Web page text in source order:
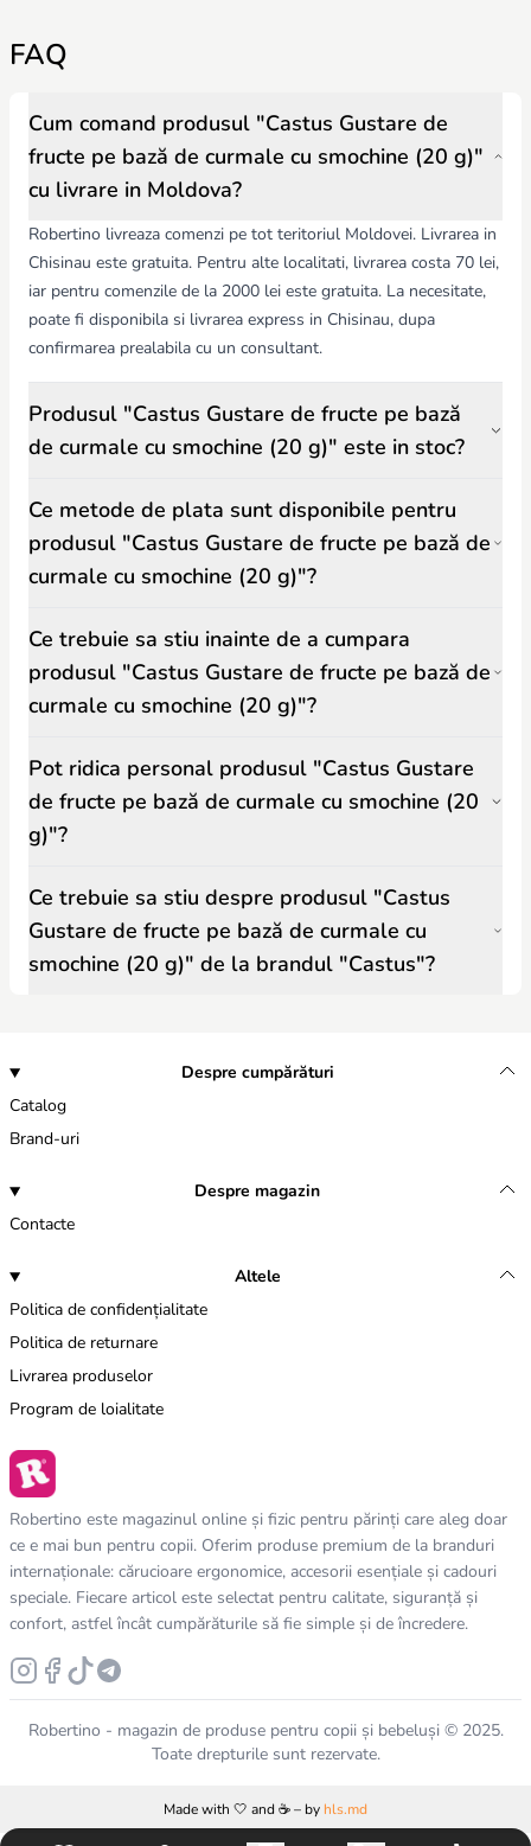
FAQ
Cum comand produsul "Castus Gustare de
fructe pe bază de curmale cu smochine (20 g)"
cu livrare in Moldova?
Robertino livreaza comenzi pe tot teritoriul Moldovei. Livrarea in
Chisinau este gratuita. Pentru alte localitati, livrarea costa 70 lei,
iar pentru comenzile de la 2000 lei este gratuita. La necesitate,
poate fi disponibila si livrarea express in Chisinau, dupa
confirmarea prealabila cu un consultant.
Produsul "Castus Gustare de fructe pe bază
de curmale cu smochine (20 g)" este in stoc?
Ce metode de plata sunt disponibile pentru
produsul "Castus Gustare de fructe pe bază de
curmale cu smochine (20 g)"?
Ce trebuie sa stiu inainte de a cumpara
produsul "Castus Gustare de fructe pe bază de
curmale cu smochine (20 g)"?
Pot ridica personal produsul "Castus Gustare
de fructe pe bază de curmale cu smochine (20
g)"?
Ce trebuie sa stiu despre produsul "Castus
Gustare de fructe pe bază de curmale cu
smochine (20 g)" de la brandul "Castus"?
Despre cumpărături
Catalog
Brand-uri
Despre magazin
Contacte
Altele
Politica de confidențialitate
Politica de returnare
Livrarea produselor
Program de loialitate
Robertino este magazinul online și fizic pentru părinți care aleg doar
ce e mai bun pentru copii. Oferim produse premium de la branduri
internaționale: cărucioare ergonomice, accesorii esențiale și cadouri
speciale. Fiecare articol este selectat pentru calitate, siguranță și
confort, astfel încât cumpărăturile să fie simple și de încredere.
Robertino - magazin de produse pentru copii și bebeluși © 2025.
Toate drepturile sunt rezervate.
Made with 🤍 and ☕️ – by hls.md